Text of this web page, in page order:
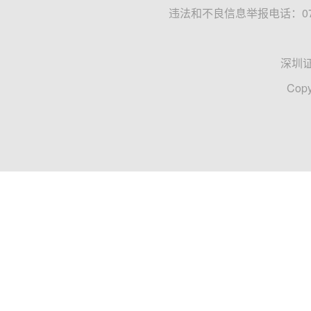
违法和不良信息举报电话：
深圳